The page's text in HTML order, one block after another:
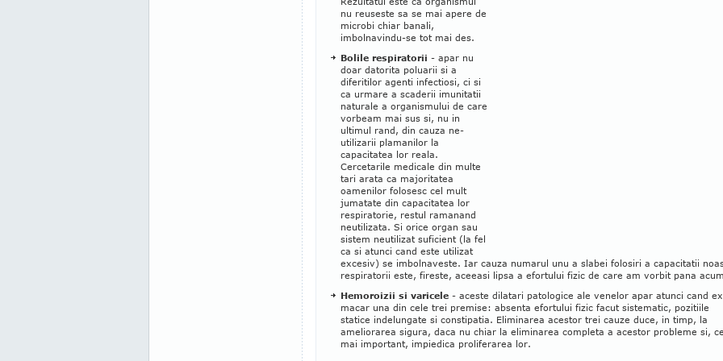
nu reuseste sa se mai apere de
microbi chiar banali,
imbolnavindu-se tot mai des.
Bolile respiratorii - apar nu
doar datorita poluarii si a
diferitilor agenti infectiosi, ci si
ca urmare a scaderii imunitatii
naturale a organismului de care
vorbeam mai sus si, nu in
ultimul rand, din cauza ne-
utilizarii plamanilor la
capacitatea lor reala.
Cercetarile medicale din multe
tari arata ca majoritatea
oamenilor folosesc cel mult
jumatate din capacitatea lor
respiratorie, restul ramanand
neutilizata. Si orice organ sau
sistem neutilizat suficient (la fel
ca si atunci cand este utilizat
excesiv) se imbolnaveste. Iar cauza numarul unu a slabei folosiri a capacitatii
respiratorii este, fireste, aceeasi lipsa a efortului fizic de care am vorbit pana
Hemoroizii si varicele - aceste dilatari patologice ale venelor apar atunci cand
macar una din cele trei premise: absenta efortului fizic facut sistematic, pozitiile
statice indelungate si constipatia. Eliminarea acestor trei cauze duce, in timp, la
ameliorarea sigura, daca nu chiar la eliminarea completa a acestor probleme si,
mai important, impiedica proliferarea lor.